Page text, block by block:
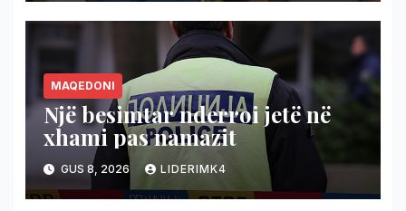
MAQEDONI
Një besimtar nderroi jetë në
xhami pas namazit
GUS 8, 2026 LIDERIMK4